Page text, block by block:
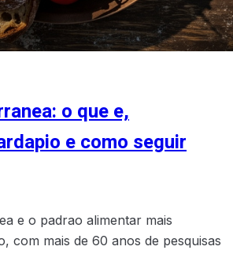
o que e,
e como seguir
e o padrao alimentar mais
com mais de 60 anos de pesquisas